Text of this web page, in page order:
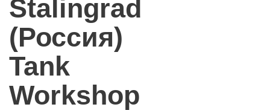
Stalingrad
(Россия)
Tank
Workshop